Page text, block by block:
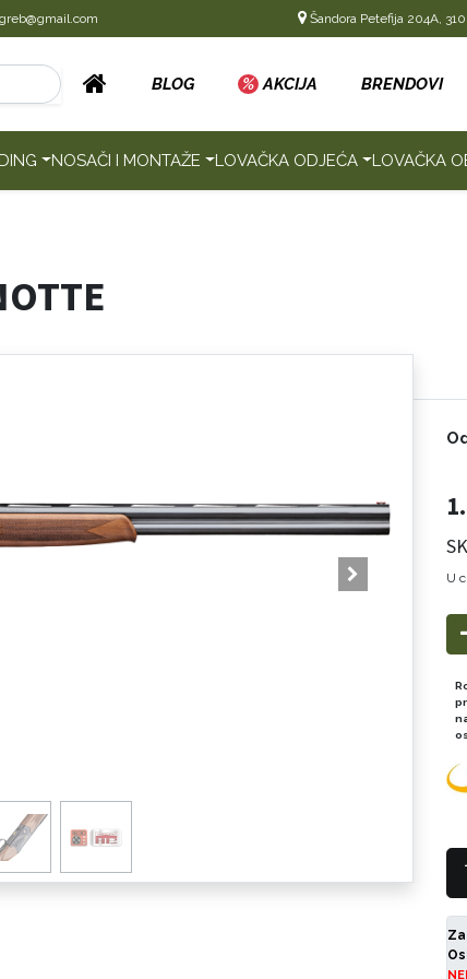
Šandora Petefija 204A,
BLOG % AKCIJA BRENDOVI
NOSAČI I MONTAŽE LOVAČKA ODJEĆA LOVAČKA
U